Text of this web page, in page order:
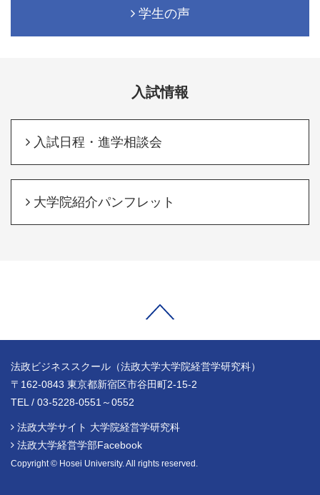
学生の声
入試情報
入試日程・進学相談会
大学院紹介パンフレット
法政ビジネススクール（法政大学大学院経営学研究科）
〒162-0843 東京都新宿区市谷田町2-15-2
TEL / 03-5228-0551～0552
法政大学サイト 大学院経営学研究科
法政大学経営学部Facebook
Copyright © Hosei University. All rights reserved.